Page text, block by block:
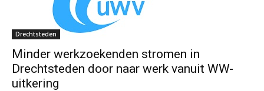
Drechtsteden
Minder werkzoekenden stromen in
Drechtsteden door naar werk vanuit WW-
uitkering